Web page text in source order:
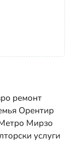
ремонт
Орентир
Мирзо
услуги